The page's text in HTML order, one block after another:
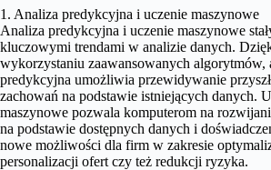
1. Analiza predykcyjna i uczenie maszynowe
Analiza predykcyjna i uczenie maszynowe
kluczowymi trendami w analizie danych.
wykorzystaniu zaawansowanych algorytmów,
predykcyjna umożliwia przewidywanie
zachowań na podstawie istniejących danych.
maszynowe pozwala komputerom na
na podstawie dostępnych danych i
nowe możliwości dla firm w zakresie
personalizacji ofert czy też redukcji ryzyka.